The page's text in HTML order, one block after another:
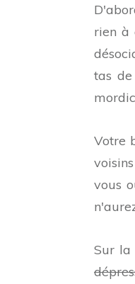
rien à
tas de
Votre
vous
Sur la